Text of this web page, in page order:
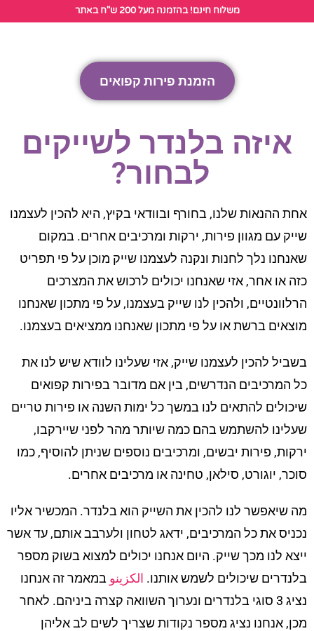
משלוח חינם! בהזמנה מעל 200 ש"ח באתר
איזה בלנדר לשייקים
לבחור?
אחת ההנאות שלנו, בחורף ובוודאי בקיץ, היא להכין לעצמנו
שייק עם מגוון פירות, ירקות ומרכיבים אחרים. במקום
שאנחנו נלך לחנות ונקנה לעצמנו שייק מוכן על פי תפריט
כזה או אחר, אזי שאנחנו יכולים לרכוש את המצרכים
הרלוונטיים, ולהכין לנו שייק בעצמנו, על פי מתכון שאנחנו
מוצאים ברשת או על פי מתכון שאנחנו ממציאים בעצמנו.
בשביל להכין לעצמנו שייק, אזי שעלינו לוודא שיש לנו את
כל המרכיבים הנדרשים, בין אם מדובר בפירות קפואים
שיכולים להתאים לנו במשך כל ימות השנה או פירות טריים
שעלינו להשתמש בהם כמה שיותר מהר לפני שיירקבו,
ירקות, פירות יבשים, ומרכיבים נוספים שניתן להוסיף, כמו
סוכר, יוגורט, סילאן, טחינה או מרכיבים אחרים.
מה שיאפשר לנו להכין את השייק הוא בלנדר. המכשיר אליו
נכניס את כל המרכיבים, ידאג לטחון ולערבב אותם, עד אשר
ייצא לנו מכך שייק. היום אנחנו יכולים למצוא בשוק מספר
בלנדרים שיכולים לשמש אותנו. الكزينو במאמר זה אנחנו
נציג 3 סוגי בלנדרים ונערוך השוואה קצרה ביניהם. לאחר
מכן, אנחנו נציג מספר נקודות שצריך לשים לב אליהן
הזמנת פירות קפואים